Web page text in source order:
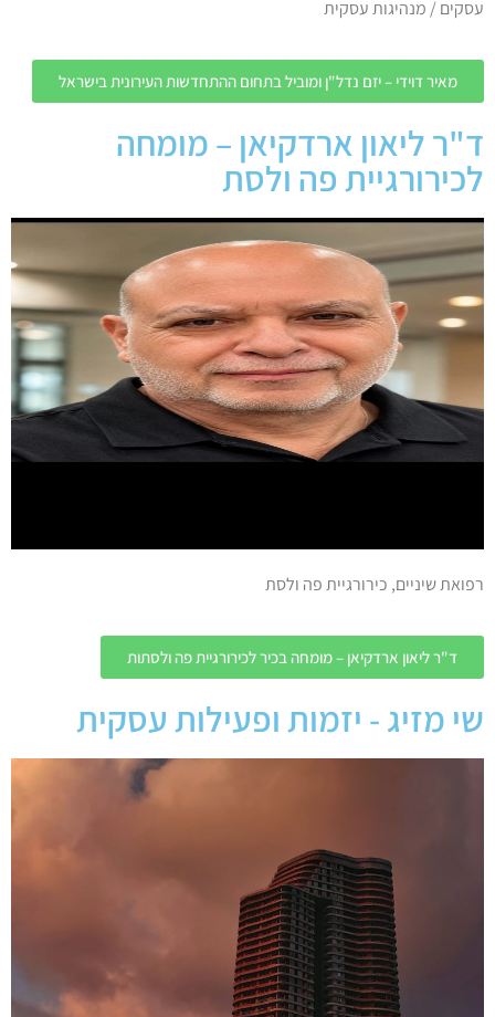
עסקים / מנהיגות עסקית
מאיר דוידי – יזם נדל"ן ומוביל בתחום ההתחדשות העירונית בישראל
ד"ר ליאון ארדקיאן – מומחה
לכירורגיית פה ולסת
רפואת שיניים, כירורגיית פה ולסת
ד"ר ליאון ארדקיאן – מומחה בכיר לכירורגיית פה ולסתות
שי מזיג - יזמות ופעילות עסקית